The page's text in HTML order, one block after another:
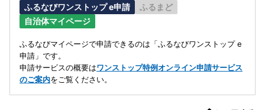
ふるなびワンストップ e申請
ふるまど
自治体マイページ
ふるなびマイページで申請できるのは「ふるなびワンストップ e
申請」です。
申請サービスの概要はワンストップ特例オンライン申請サービス
のご案内をご覧ください。